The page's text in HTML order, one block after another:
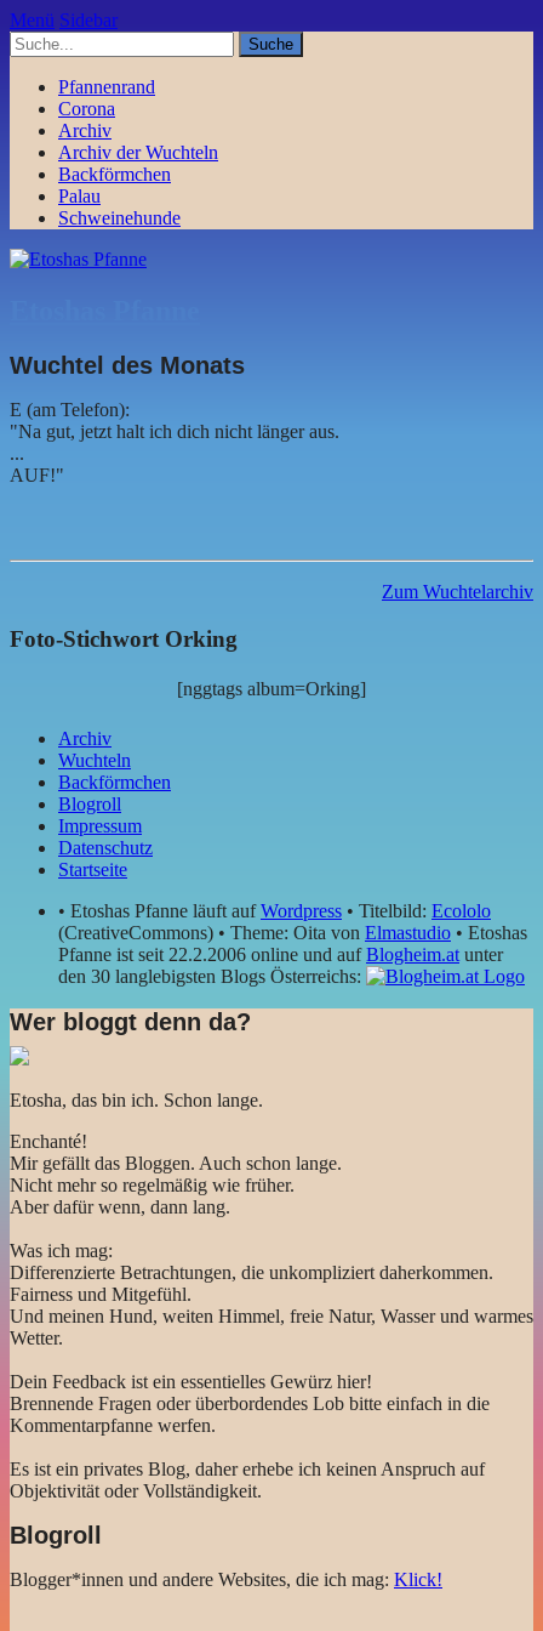
Menü Sidebar
Pfannenrand
Corona
Archiv
Archiv der Wuchteln
Backförmchen
Palau
Schweinehunde
Wuchtel des Monats
E (am Telefon):
"Na gut, jetzt halt ich dich nicht länger aus.
...
AUF!"
Zum Wuchtelarchiv
Foto-Stichwort Orking
[nggtags album=Orking]
Archiv
Wuchteln
Backförmchen
Blogroll
Impressum
Datenschutz
Startseite
• Etoshas Pfanne läuft aufWordpress • Titelbild: Ecololo
(CreativeCommons) • Theme: Oita von Elmastudio • Etoshas
Pfanne ist seit 22.2.2006 online und aufBlogheim.at unter
den 30 langlebigsten Blogs Österreichs:
Wer bloggt denn da?
Etosha, das bin ich. Schon lange.
Enchanté!
Mir gefällt das Bloggen. Auch schon lange.
Nicht mehr so regelmäßig wie früher.
Aber dafür wenn, dann lang.
Was ich mag:
Differenzierte Betrachtungen, die unkompliziert daherkommen.
Fairness und Mitgefühl.
Und meinen Hund, weiten Himmel, freie Natur, Wasser und warmes
Wetter.
Dein Feedback ist ein essentielles Gewürz hier!
Brennende Fragen oder überbordendes Lob bitte einfach in die
Kommentarpfanne werfen.
Es ist ein privates Blog, daher erhebe ich keinen Anspruch auf
Objektivität oder Vollständigkeit.
Blogroll
Blogger*innen und andere Websites, die ich mag: Klick!